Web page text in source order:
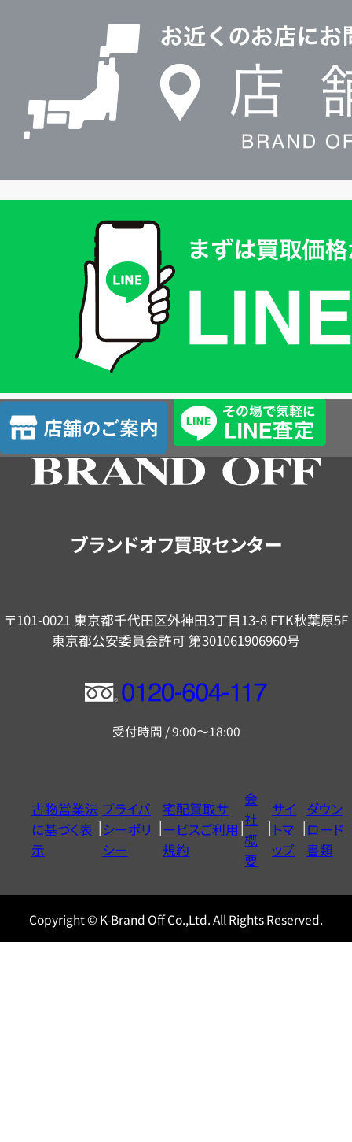
査
定
店
舗
の
ブランドオフ買取センター
〒101-0021 東京都千代田区外神田3丁目13-8 FTK秋葉原5F
東京都公安委員会許可 第301061906960号
フ
ー
ヤ
ル
0120604117
受付時間 / 9:00～18:00
古物営業法
に基づく表
示
プライバ
シーポリ
シー
宅配買取サ
ービスご利用
規約
会
社
概
要
サイ
トマ
ップ
ダウン
ロード
書類
Copyright © K-Brand Off Co.,Ltd. All Rights Reserved.